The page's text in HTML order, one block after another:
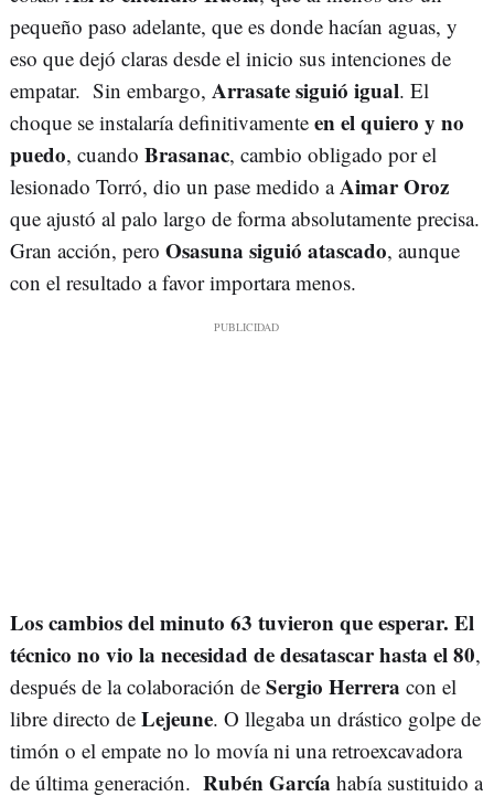
pequeño paso adelante, que es donde hacían aguas, y
eso que dejó claras desde el inicio sus intenciones de
empatar. Sin embargo, Arrasate siguió igual. El
choque se instalaría definitivamente en el quiero y no
puedo, cuando Brasanac, cambio obligado por el
lesionado Torró, dio un pase medido aAimar Oroz
que ajustó al palo largo de forma absolutamente precisa.
Gran acción, pero Osasuna siguió atascado, aunque
con el resultado a favor importara menos.
Los cambios del minuto 63 tuvieron que esperar. El
técnico no vio la necesidad de desatascar hasta el 80,
después de la colaboración de Sergio Herrera con el
libre directo de Lejeune. O llegaba un drástico golpe de
timón o el empate no lo movía ni una retroexcavadora
de última generación. Rubén García había sustituido a